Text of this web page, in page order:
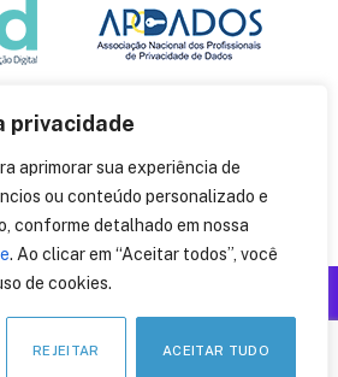
privacidade
aprimorar sua experiência de
ou conteúdo personalizado e
conforme detalhado em nossa
. Ao clicar em “Aceitar todos”, você
de cookies.
REJEITAR ACEITAR TUDO
. Todos os direitos reservados.